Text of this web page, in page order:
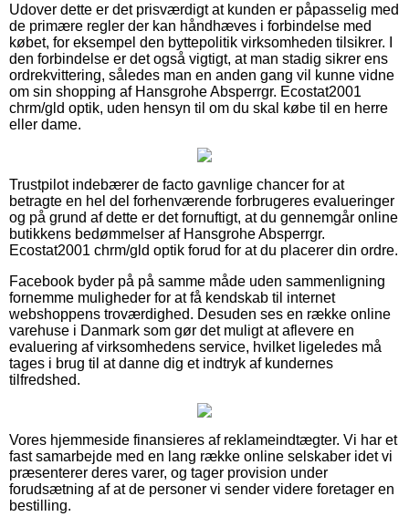
Udover dette er det prisværdigt at kunden er påpasselig med
de primære regler der kan håndhæves i forbindelse med
købet, for eksempel den byttepolitik virksomheden tilsikrer. I
den forbindelse er det også vigtigt, at man stadig sikrer ens
ordrekvittering, således man en anden gang vil kunne vidne
om sin shopping af Hansgrohe Absperrgr. Ecostat2001
chrm/gld optik, uden hensyn til om du skal købe til en herre
eller dame.
Trustpilot indebærer de facto gavnlige chancer for at
betragte en hel del forhenværende forbrugeres evalueringer
og på grund af dette er det fornuftigt, at du gennemgår online
butikkens bedømmelser af Hansgrohe Absperrgr.
Ecostat2001 chrm/gld optik forud for at du placerer din ordre.
Facebook byder på på samme måde uden sammenligning
fornemme muligheder for at få kendskab til internet
webshoppens troværdighed. Desuden ses en række online
varehuse i Danmark som gør det muligt at aflevere en
evaluering af virksomhedens service, hvilket ligeledes må
tages i brug til at danne dig et indtryk af kundernes
tilfredshed.
Vores hjemmeside finansieres af reklameindtægter. Vi har et
fast samarbejde med en lang række online selskaber idet vi
præsenterer deres varer, og tager provision under
forudsætning af at de personer vi sender videre foretager en
bestilling.